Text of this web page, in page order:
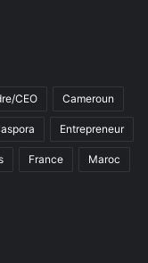
CEO Cameroun
Entrepreneur
France Maroc